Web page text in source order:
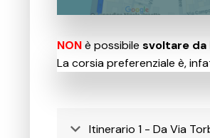
NONè possibile svoltare da
La corsia preferenziale è,
Itinerario 1 - Da Via